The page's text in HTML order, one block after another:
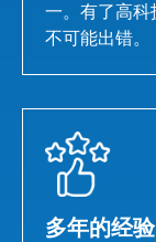
一。有了高
不可能出错。
多年的经验